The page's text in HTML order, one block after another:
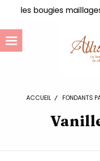
les bougies
ACCUEIL FONDANTS